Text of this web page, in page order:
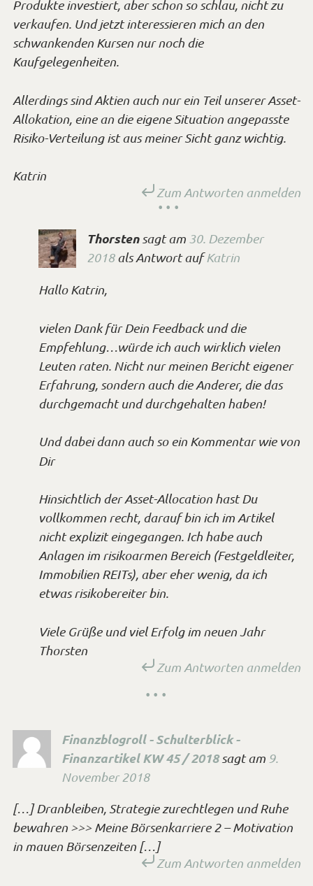
Produkte investiert, aber schon so schlau, nicht zu
verkaufen. Und jetzt interessieren mich an den
schwankenden Kursen nur noch die
Kaufgelegenheiten.
Allerdings sind Aktien auch nur ein Teil unserer Asset-
Allokation, eine an die eigene Situation angepasste
Risiko-Verteilung ist aus meiner Sicht ganz wichtig.
Katrin
Zum Antworten anmelden
Thorstensagt am 30. Dezember
2018 als Antwort aufKatrin
Hallo Katrin,
vielen Dank für Dein Feedback und die
Empfehlung…würde ich auch wirklich vielen
Leuten raten. Nicht nur meinen Bericht eigener
Erfahrung, sondern auch die Anderer, die das
durchgemacht und durchgehalten haben!
Und dabei dann auch so ein Kommentar wie von
Dir
mögen*
Hinsichtlich der Asset-Allocation hast Du
vollkommen recht, darauf bin ich im Artikel
nicht explizit eingegangen. Ich habe auch
Anlagen im risikoarmen Bereich (Festgeldleiter,
Immobilien REITs), aber eher wenig, da ich
etwas risikobereiter bin.
Viele Grüße und viel Erfolg im neuen Jahr
Thorsten
Zum Antworten anmelden
Finanzblogroll - Schulterblick -
Finanzartikel KW 45 / 2018sagt am 9.
November 2018
[…] Dranbleiben, Strategie zurechtlegen und Ruhe
bewahren >>> Meine Börsenkarriere 2 – Motivation
in mauen Börsenzeiten […]
Zum Antworten anmelden